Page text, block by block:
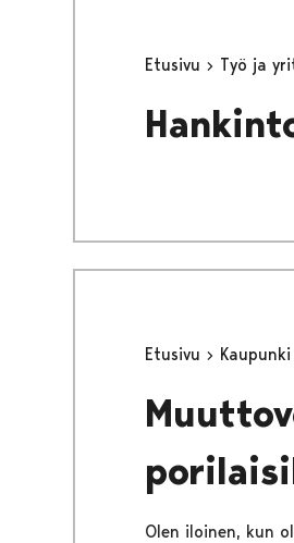
Etusivu Työ ja
Etusivu
Olen iloinen, kun